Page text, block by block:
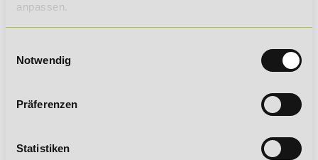
anpassen.
Notwendig
Präferenzen
Statistiken